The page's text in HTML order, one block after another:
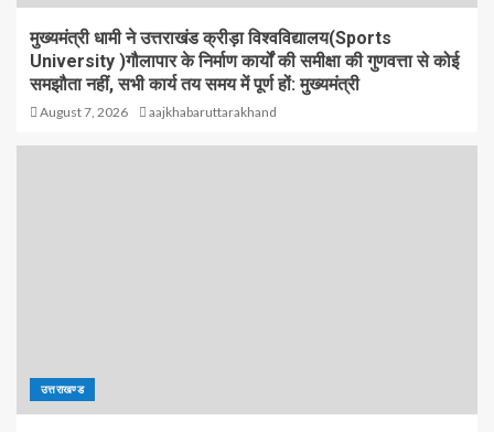
मुख्यमंत्री धामी ने उत्तराखंड क्रीड़ा विश्वविद्यालय(Sports
University )गौलापार के निर्माण कार्यों की समीक्षा की गुणवत्ता से कोई
समझौता नहीं, सभी कार्य तय समय में पूर्ण हों: मुख्यमंत्री
August 7, 2026 aajkhabaruttarakhand
उत्तराखण्ड